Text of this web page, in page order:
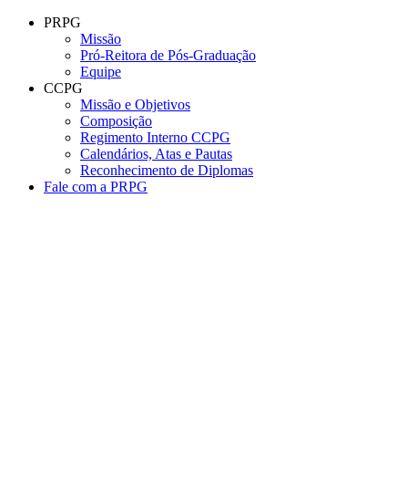
Conteúdo principal
PRPG
Missão
Pró-Reitora de Pós-Graduação
Equipe
CCPG
Missão e Objetivos
Composição
Regimento Interno CCPG
Calendários, Atas e Pautas
Reconhecimento de Diplomas
Fale com a PRPG